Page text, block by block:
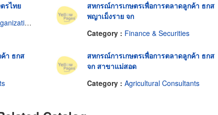
รไทย
สหกรณ์การเกษตรเพื่อการตลาดลูกค้า ธกส
พญาเม็งราย จก
Category : Finance & Securities
า ธกส
สหกรณ์การเกษตรเพื่อการตลาดลูกค้า ธกส
จก สาขาแม่สอด
Category : Agricultural Consultants